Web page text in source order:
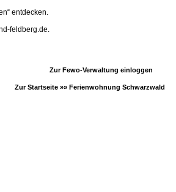
entdecken.
feldberg.de.
Zur Fewo-Verwaltung einloggen
Zur Startseite »» Ferienwohnung Schwarzwald